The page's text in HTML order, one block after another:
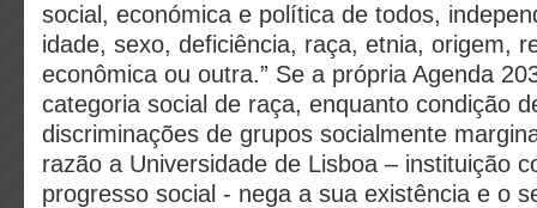
social, económica e política de todos,
idade, sexo, deficiência, raça, etnia, origem,
econômica ou outra.” Se a própria Agenda
categoria social de raça, enquanto condição
discriminações de grupos socialmente
razão a Universidade de Lisboa – instituição
progresso social - nega a sua existência e o